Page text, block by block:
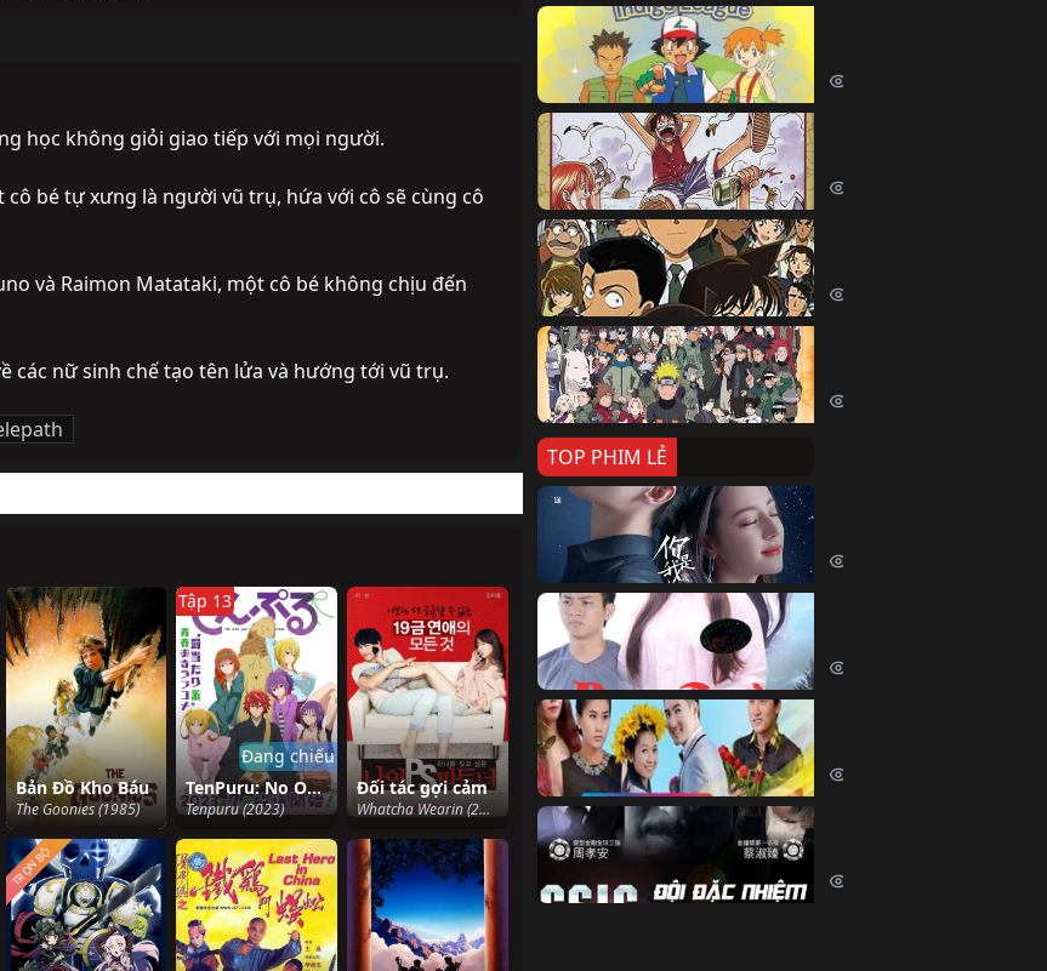
học không giỏi giao tiếp với mọi người.
cô bé tự xưng là người vũ trụ, hứa với cô sẽ cùng cô
và Raimon Matataki, một cô bé không chịu đến
các nữ sinh chế tạo tên lửa và hướng tới vũ trụ.
Bản Đồ Kho Báu
The Goonies (1985)
TenPuru: No One Can Live on Loneliness
Tenpuru (2023)
Tập 13
Đang chiếu
Đối tác gợi cảm
Whatcha Wearin (2012)
TRỌN BỘ
TOP PHIM LẺ